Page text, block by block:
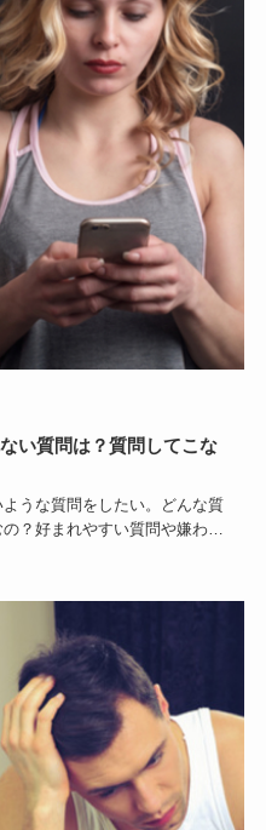
い質問は？質問してこな
ような質問をしたい。どんな質
？好まれやすい質問や嫌われ